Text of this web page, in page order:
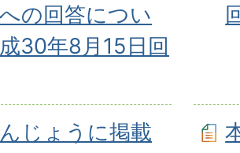
の回答につい
30年8月15日回
じょうに掲載